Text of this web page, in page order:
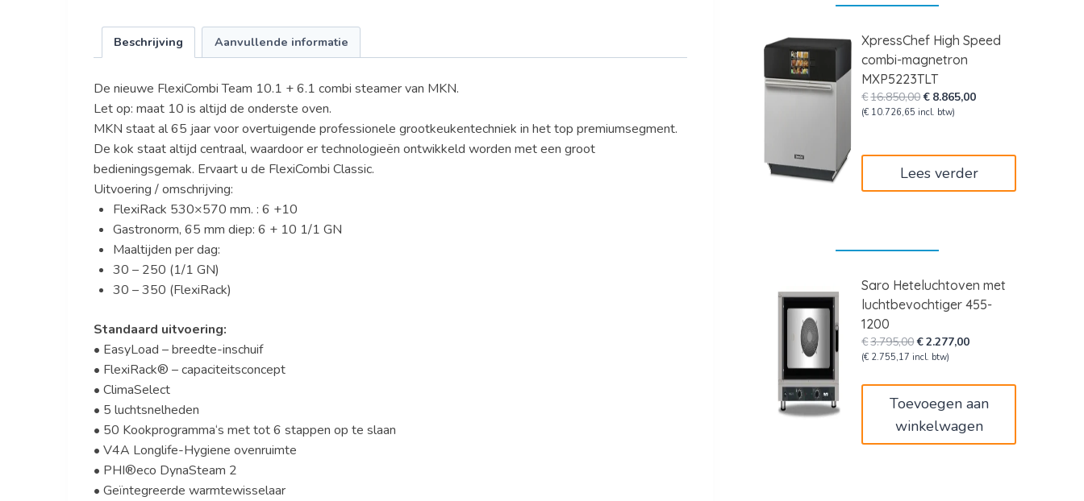
Beschrijving Aanvullende informatie
De nieuwe FlexiCombi Team 10.1 + 6.1 combi steamer van MKN.
Let op: maat 10 is altijd de onderste oven.
MKN staat al 65 jaar voor overtuigende professionele grootkeukentechniek in het top premiumsegment.
De kok staat altijd centraal, waardoor er technologieën ontwikkeld worden met een groot
bedieningsgemak. Ervaart u de FlexiCombi Classic.
Uitvoering / omschrijving:
FlexiRack 530×570 mm. : 6 +10
Gastronorm, 65 mm diep: 6 + 10 1/1 GN
Maaltijden per dag:
30 – 250 (1/1 GN)
30 – 350 (FlexiRack)
Standaard uitvoering:
• EasyLoad – breedte-inschuif
• FlexiRack® – capaciteitsconcept
• ClimaSelect
• 5 luchtsnelheden
• 50 Kookprogramma‘s met tot 6 stappen op te slaan
• V4A Longlife-Hygiene ovenruimte
• PHI®eco DynaSteam 2
• Geïntegreerde warmtewisselaar
XpressChef High Speed
combi-magnetron
MXP5223TLT
€16.850,00Oorspronkelijke
prijs
€ 8.865,00Huidige
(€ 10.726,65 incl. btw)
Lees verder
Saro Heteluchtoven met
luchtbevochtiger 455-
1200
€3.795,00Oorspronkelijke
prijs
€2.277,00Huidige
(€ 2.755,17 incl. btw)
Toevoegen aan
winkelwagen